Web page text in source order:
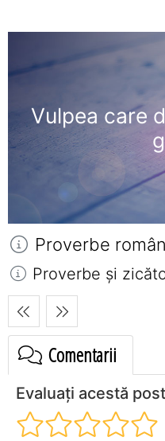
Vulpea care
Proverbe
Proverbe și
Comentarii
Evaluați acestă